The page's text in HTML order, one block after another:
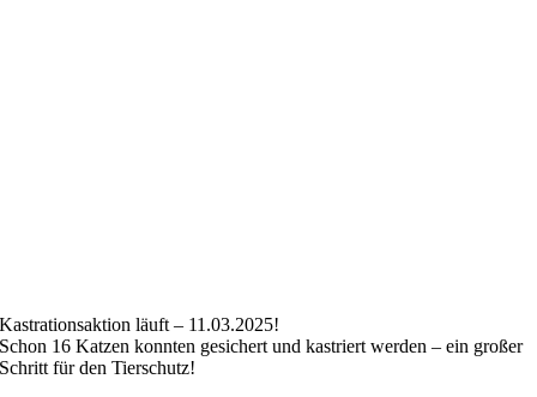
Kastrationsaktion läuft – 11.03.2025!
Schon 16 Katzen konnten gesichert und kastriert werden – ein großer
Schritt für den Tierschutz!